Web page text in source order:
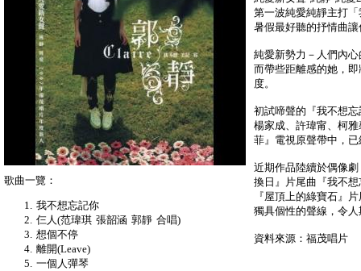
第一波純愛純靜主打
暑假最好聽的抒情曲
純愛新勢力－人們內
而帶些距離感的她，
度。
初試啼聲的『我不想
楊家成、許瑋甯、柯
菲』電視原聲帶中，
近期作品陸續於偶像
換日』片尾曲『我不
『屋頂上的綠寶石』
獨具個性的聲線，令人
資料來源：福茂唱片
歌曲一覽：
我不想忘記你
仨人(范瑋琪 張韶涵 郭靜 合唱)
想個不停
離開(Leave)
一個人彈琴